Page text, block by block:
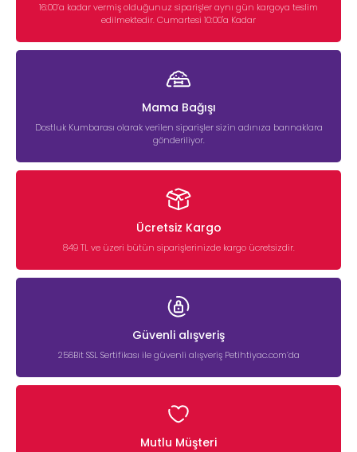
16:00’a kadar vermiş olduğunuz siparişler aynı gün kargoya teslim
edilmektedir. Cumartesi 10:00'a Kadar
Mama Bağışı
Dostluk Kumbarası olarak verilen siparişler sizin adınıza barınaklara
gönderiliyor.
Ücretsiz Kargo
849 TL ve üzeri bütün siparişlerinizde kargo ücretsizdir.
Güvenli alışveriş
256Bit SSL Sertifikası ile güvenli alışveriş Petihtiyac.com’da
Mutlu Müşteri